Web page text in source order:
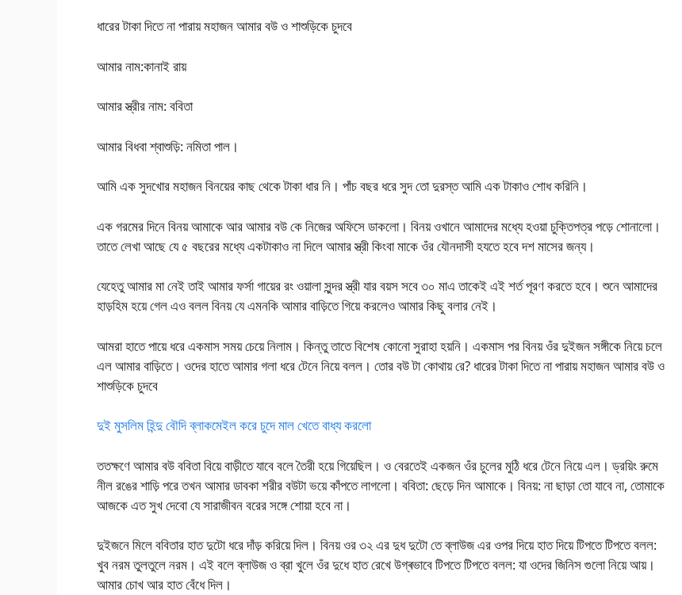
ধারের টাকা দিতে না পারায় মহাজন আমার বউ ও শাশুড়িকে চুদবে
আমার নাম:কানা‌ই রায়
আমার স্ত্রীর নাম: ববিতা
আমার বিধবা শ্বাশুড়ি: নমিতা পাল।
আমি এক সুদখোর মহাজন বিনয়ের কাছ থেকে টাকা ধার নি। পাঁচ বছর ধরে সুদ তো দুরস্ত আমি এক টাকাও শোধ করিনি।
এক গরমের দিনে বিনয় আমাকে আর আমার বউ কে নিজের অফিসে ডাকলো। বিনয় ওখানে আমাদের মধ্যে হ‌ওয়া চুক্তিপত্র পড়ে শোনালো।
তাতে লেখা আছে যে ৫ বছরের মধ্যে একটাকাও না দিলে আমার স্ত্রী কিংবা মাকে ওঁর যৌনদাসী হযতে হবে দশ মাসের জন্য।
যেহেতু আমার মা নেই তাই আমার ফর্সা গায়ের রং ওয়ালা সুন্দর স্ত্রী যার বয়স সবে ৩০ মাএ তাকেই এই শর্ত পূরণ করতে হবে। শুনে আমাদের
হাড়হিম হয়ে গেল এও বলল বিনয় যে এমনকি আমার বাড়িতে গিয়ে করলেও আমার কিছু বলার নেই।
আমরা হাতে পায়ে ধরে একমাস সময় চেয়ে নিলাম। কিন্তু তাতে বিশেষ কোনো সুরাহা হয়নি। একমাস পর বিনয় ওঁর দুইজন সঙ্গীকে নিয়ে চলে
এল আমার বাড়িতে। ওদের হাতে আমার গলা ধরে টেনে নিয়ে বলল। তোর বউ টা কোথায় রে? ধারের টাকা দিতে না পারায় মহাজন আমার বউ ও
শাশুড়িকে চুদবে
দুই মুসলিম হিন্দু বৌদি ব্লাকমেইল করে চুদে মাল খেতে বাধ্য করলো
ততক্ষণে আমার বউ ববিতা বিয়ে বাড়ীতে যাবে বলে তৈরী হয়ে গিয়েছিল। ও বেরতেই একজন ওঁর চুলের মুঠি ধরে টেনে নিয়ে এল। ড্রয়িং রুমে
নীল রঙের শাড়ি পরে তখন আমার ডাবকা শরীর ব‌উটা ভয়ে কাঁপতে লাগলো। ববিতা: ছেড়ে দিন আমাকে। বিনয়: না ছাড়া তো যাবে না, তোমাকে
আজকে এত সুখ দেবো যে সারাজীবন বরের সঙ্গে শোয়া হবে না।
দুইজনে মিলে ববিতার হাত দুটো ধরে দাঁড় করিয়ে দিল। বিনয় ওর ৩২ এর দুধ দুটো তে ব্লাউজ এর ওপর দিয়ে হাত দিয়ে টিপতে টিপতে বলল:
খুব নরম তুলতুলে নরম। এই বলে ব্লাউজ ও ব্রা খুলে ওঁর দুধে হাত রেখে উগ্ৰভাবে টিপতে টিপতে বলল: যা ওদের জিনিস গুলো নিয়ে আয়।
আমার চোখ আর হাত বেঁধে দিল।